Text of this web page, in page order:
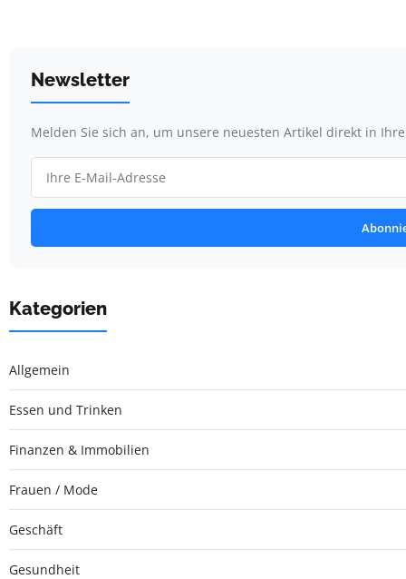
Newsletter
Melden Sie sich an, um unsere neuesten Artikel direkt in
Kategorien
Allgemein
Essen und Trinken
Finanzen & Immobilien
Frauen / Mode
Geschäft
Gesundheit